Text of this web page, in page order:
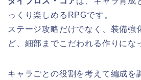
っくり楽しめるRPGです。
ステージ攻略だけでなく、装備強
ど、細部までこだわれる作りにな
キャラごとの役割を考えて編成を